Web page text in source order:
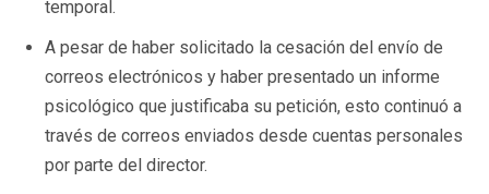
temporal.
A pesar de haber solicitado la cesación del envío de
correos electrónicos y haber presentado un informe
psicológico que justificaba su petición, esto continuó a
través de correos enviados desde cuentas personales
por parte del director.